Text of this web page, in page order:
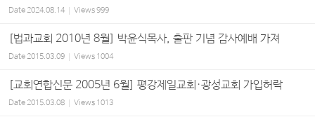
Date2024.08.14 Views999
[법과교회 2010년 8월] 박윤식목사, 출판 기념 감사예배 가져
Date2015.03.09 Views 1004
[교회연합신문 2005년 6월] 평강제일교회·광성교회 가입허락
Date2015.03.08 Views 1013